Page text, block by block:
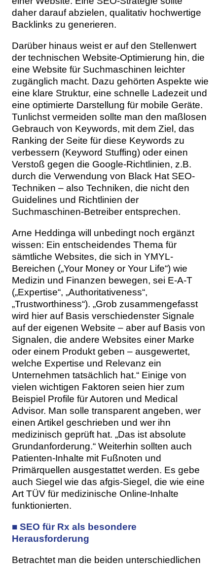
daher darauf abzielen, qualitativ hochwertige
Backlinks zu generieren.
Darüber hinaus weist er auf den Stellenwert
der technischen Website-Optimierung hin, die
eine Website für Suchmaschinen leichter
zugänglich macht. Dazu gehörten Aspekte wie
eine klare Struktur, eine schnelle Ladezeit und
eine optimierte Darstellung für mobile Geräte.
Tunlichst vermeiden sollte man den maßlosen
Gebrauch von Keywords, mit dem Ziel, das
Ranking der Seite für diese Keywords zu
verbessern (Keyword Stuffing) oder einen
Verstoß gegen die Google-Richtlinien, z.B.
durch die Verwendung von Black Hat SEO-
Techniken – also Techniken, die nicht den
Guidelines und Richtlinien der
Suchmaschinen-Betreiber entsprechen.
Arne Heddinga will unbedingt noch ergänzt
wissen: Ein entscheidendes Thema für
sämtliche Websites, die sich in YMYL-
Bereichen („Your Money or Your Life“) wie
Medizin und Finanzen bewegen, sei E-A-T
(„Expertise“, „Authoritativeness“,
„Trustworthiness“). „Grob zusammengefasst
wird hier auf Basis verschiedenster Signale
auf der eigenen Website – aber auf Basis von
Signalen, die andere Websites einer Marke
oder einem Produkt geben – ausgewertet,
welche Expertise und Relevanz ein
Unternehmen tatsächlich hat.“ Einige von
vielen wichtigen Faktoren seien hier zum
Beispiel Profile für Autoren und Medical
Advisor. Man solle transparent angeben, wer
einen Artikel geschrieben und wer ihn
medizinisch geprüft hat. „Das ist absolute
Grundanforderung.“ Weiterhin sollten auch
Patienten-Inhalte mit Fußnoten und
Primärquellen ausgestattet werden. Es gebe
auch Siegel wie das afgis-Siegel, die wie eine
Art TÜV für medizinische Online-Inhalte
funktionierten.
■ SEO für Rx als besondere
Herausforderung
Betrachtet man die beiden unterschiedlichen